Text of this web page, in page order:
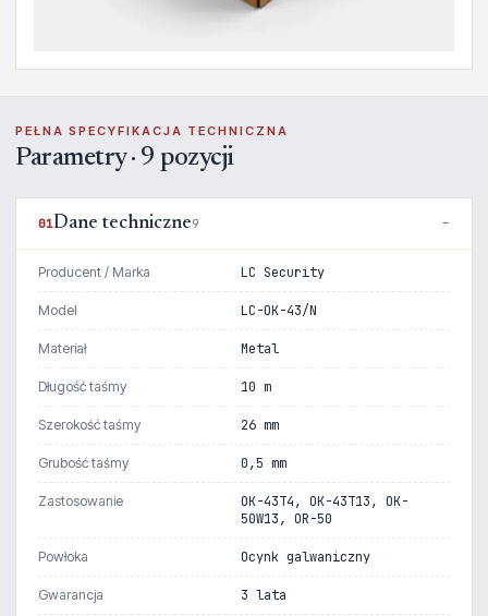
PEŁNA SPECYFIKACJA TECHNICZNA
Parametry · 9 pozycji
01Dane techniczne9
Producent / Marka LC Security
Model LC-OK-43/N
Materiał Metal
Długość taśmy 10 m
Szerokość taśmy 26 mm
Grubość taśmy 0,5 mm
Zastosowanie
OK-43T4, OK-43T13, OK-
50W13, OR-50
Powłoka Ocynk galwaniczny
Gwarancja 3 lata